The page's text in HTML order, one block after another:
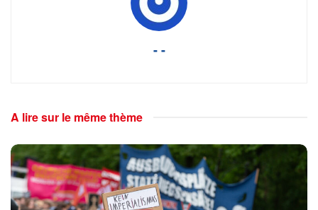
- -
A lire sur le même thème